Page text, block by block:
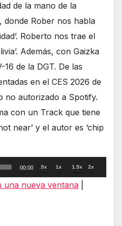
de la mano de la
donde Rober nos habla
Roberto nos trae el
Además, con Gaizka
16 de la DGT. De las
en el CES 2026 de
no autorizado a Spotify.
con un Track que tiene
near’ y el autor es ‘chip
00:00 .5x 1x 1.5x 2x
una nueva ventana